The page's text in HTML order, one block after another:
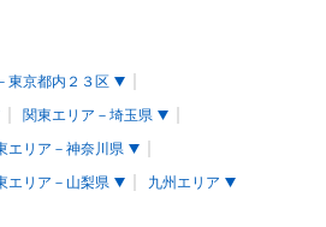
東京都内２３区
関東エリア－埼玉県
エリア－神奈川県
エリア－山梨県 九州エリア